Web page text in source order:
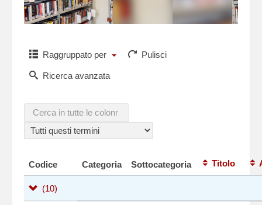
Raggruppato per Pulisci
Ricerca avanzata
Codice Categoria Sottocategoria Titolo
(10)